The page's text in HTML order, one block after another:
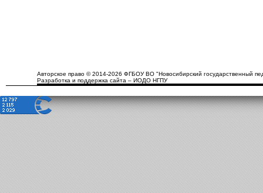
Авторское право © 2014-2026 ФГБОУ ВО "Новосибирский государственный
Разработка и поддержка сайта – ИОДО НГПУ